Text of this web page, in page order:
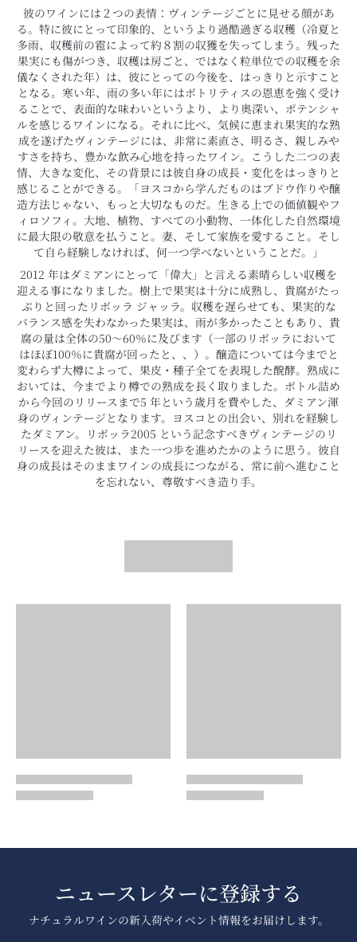
彼のワインには２つの表情：ヴィンテージごとに見せる顔があ
る。特に彼にとって印象的、というより過酷過ぎる収穫（冷夏と
多雨、収穫前の雹によって約８割の収獲を失ってしまう。残った
果実にも傷がつき、収穫は房ごと、ではなく粒単位での収穫を余
儀なくされた年）は、彼にとっての今後を、はっきりと示すこと
となる。寒い年、雨の多い年にはボトリティスの恩恵を強く受け
ることで、表面的な味わいというより、より奥深い、ポテンシャ
ルを感じるワインになる。それに比べ、気候に恵まれ果実的な熟
成を遂げたヴィンテージには、非常に素直さ、明るさ、親しみや
すさを持ち、豊かな飲み心地を持ったワイン。こうした二つの表
情、大きな変化、その背景には彼自身の成長・変化をはっきりと
感じることができる。「ヨスコから学んだものはブドウ作りや醸
造方法じゃない、もっと大切なものだ。生きる上での価値観やフ
ィロソフィ。大地、植物、すべての小動物、一体化した自然環境
に最大限の敬意を払うこと。妻、そして家族を愛すること。そし
て自ら経験しなければ、何一つ学べないということだ。」
2012 年はダミアンにとって「偉大」と言える素晴らしい収穫を
迎える事になりました。樹上で果実は十分に成熟し、貴腐がたっ
ぷりと回ったリボッラ ジャッラ。収穫を遅らせても、果実的な
バランス感を失わなかった果実は、雨が多かったこともあり、貴
腐の量は全体の50～60％に及びます（一部のリボッラにおいて
はほぼ100％に貴腐が回ったと、、）。醸造については今までと
変わらず大樽によって、果皮・種子全てを表現した醗酵。熟成に
おいては、今までより樽での熟成を長く取りました。ボトル詰め
から今回のリリースまで5 年という歳月を費やした、ダミアン渾
身のヴィンテージとなります。ヨスコとの出会い、別れを経験し
たダミアン。リボッラ2005 という記念すべきヴィンテージのリ
リースを迎えた彼は、また一つ歩を進めたかのように思う。彼自
身の成長はそのままワインの成長につながる、常に前へ進むこと
を忘れない、尊敬すべき造り手。
ニュースレターに登録する
ナチュラルワインの新入荷やイベント情報をお届けします。